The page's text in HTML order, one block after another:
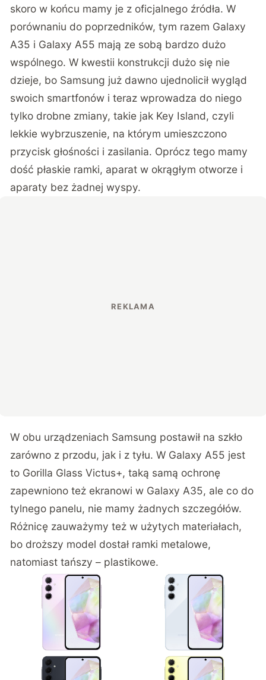
skoro w końcu mamy je z oficjalnego źródła. W
porównaniu do poprzedników, tym razem Galaxy
A35 i Galaxy A55 mają ze sobą bardzo dużo
wspólnego. W kwestii konstrukcji dużo się nie
dzieje, bo Samsung już dawno ujednolicił wygląd
swoich smartfonów i teraz wprowadza do niego
tylko drobne zmiany, takie jak Key Island, czyli
lekkie wybrzuszenie, na którym umieszczono
przycisk głośności i zasilania. Oprócz tego mamy
dość płaskie ramki, aparat w okrągłym otworze i
aparaty bez żadnej wyspy.
W obu urządzeniach Samsung postawił na szkło
zarówno z przodu, jak i z tyłu. W Galaxy A55 jest
to Gorilla Glass Victus+, taką samą ochronę
zapewniono też ekranowi w Galaxy A35, ale co do
tylnego panelu, nie mamy żadnych szczegółów.
Różnicę zauważymy też w użytych materiałach,
bo droższy model dostał ramki metalowe,
natomiast tańszy – plastikowe.